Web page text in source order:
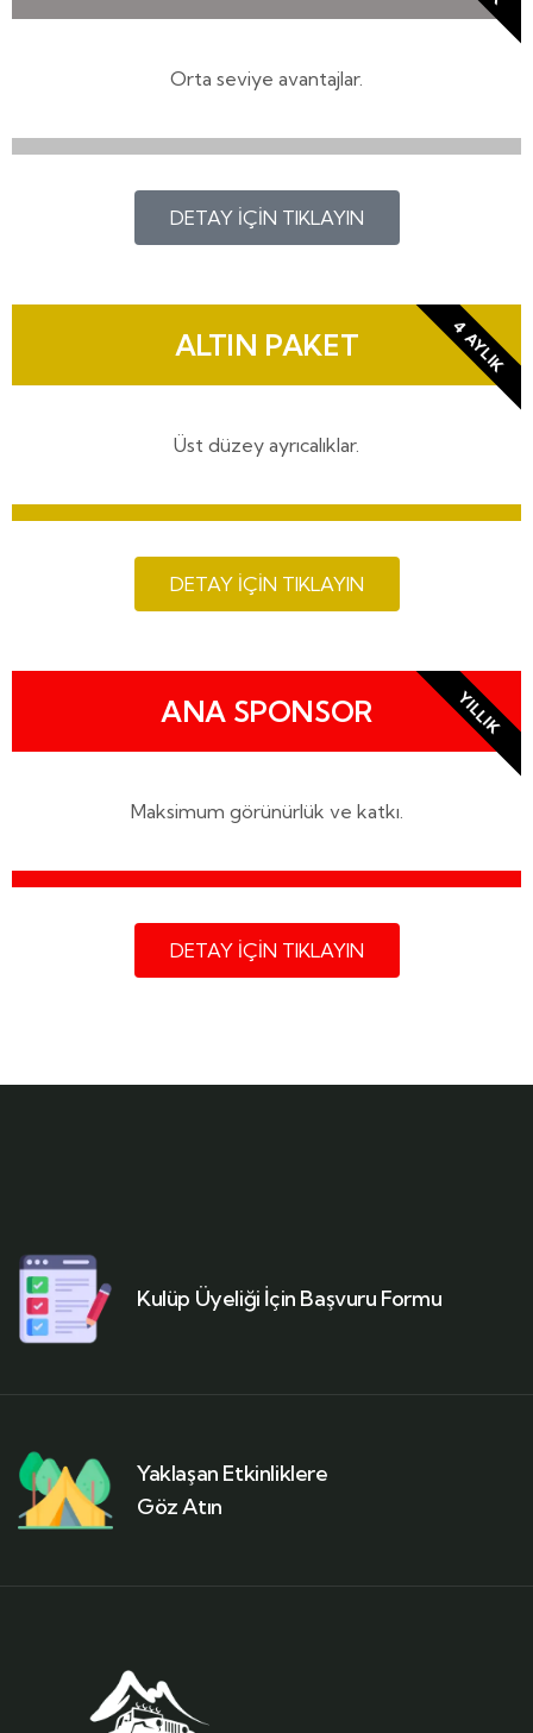
Orta seviye avantajlar.
DETAY İÇİN TIKLAYIN
ALTIN PAKET
Üst düzey ayrıcalıklar.
DETAY İÇİN TIKLAYIN
4 AYLIK
ANA SPONSOR
Maksimum görünürlük ve katkı.
DETAY İÇİN TIKLAYIN
YILLIK
Kulüp Üyeliği İçin Başvuru Formu
Yaklaşan Etkinliklere
Göz Atın